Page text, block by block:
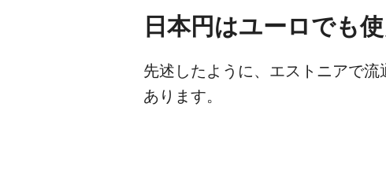
日本円はユーロでも
先述したように、エストニアで
あります。